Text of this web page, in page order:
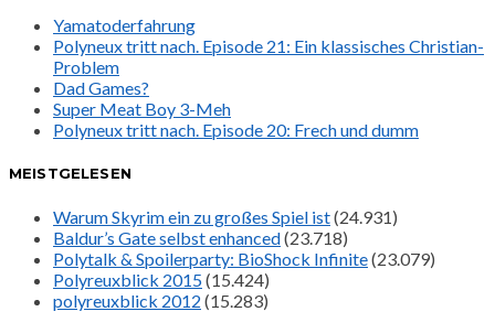
Yamatoderfahrung
Polyneux tritt nach. Episode 21: Ein klassisches Christian-
Problem
Dad Games?
Super Meat Boy 3-Meh
Polyneux tritt nach. Episode 20: Frech und dumm
MEISTGELESEN
Warum Skyrim ein zu großes Spiel ist(24.931)
Baldur’s Gate selbst enhanced(23.718)
Polytalk & Spoilerparty: BioShock Infinite(23.079)
Polyreuxblick 2015(15.424)
polyreuxblick 2012 (15.283)